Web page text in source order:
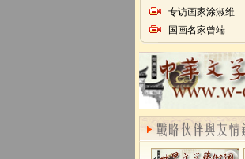
专访画家涂淑维
国画名家曾端